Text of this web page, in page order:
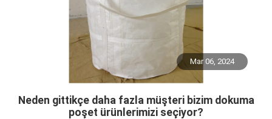
Mar 06, 2024
Neden gittikçe daha fazla müşteri bizim dokuma
poşet ürünlerimizi seçiyor?